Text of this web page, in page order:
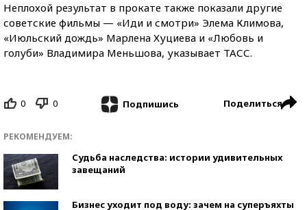
Неплохой результат в прокате также показали другие
советские фильмы — «Иди и смотри» Элема Климова,
«Июльский дождь» Марлена Хуциева и «Любовь и
голуби» Владимира Меньшова, указывает ТАСС.
0 0 Подпишись Поделиться
РЕКОМЕНДУЕМ:
Судьба наследства: истории удивительных
завещаний
Бизнес уходит под воду: зачем на суперъяхты